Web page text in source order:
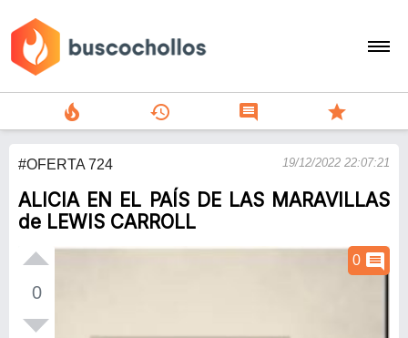
search
person
add
Menu
local_fire_department history comment star
#OFERTA 724 19/12/2022 22:07:21
ALICIA EN EL PAÍS DE LAS MARAVILLAS
de LEWIS CARROLL
0
0 comment